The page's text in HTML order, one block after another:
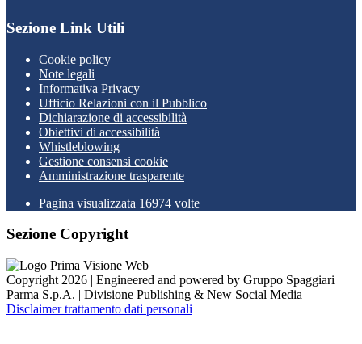
Sezione Link Utili
Cookie policy
Note legali
Informativa Privacy
Ufficio Relazioni con il Pubblico
Dichiarazione di accessibilità
Obiettivi di accessibilità
Whistleblowing
Gestione consensi cookie
Amministrazione trasparente
Pagina visualizzata 16974 volte
Sezione Copyright
Copyright 2026 | Engineered and powered by Gruppo Spaggiari
Parma S.p.A. | Divisione Publishing & New Social Media
Disclaimer trattamento dati personali